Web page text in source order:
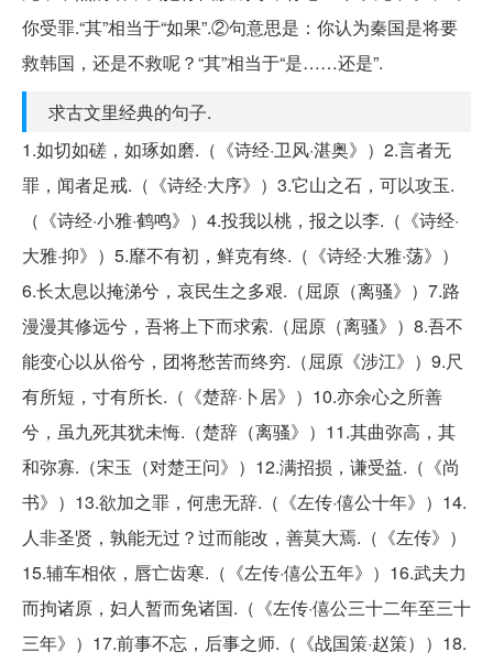
你受罪.“其”相当于“如果”.②句意思是：你认为秦国是将要
救韩国，还是不救呢？“其”相当于“是……还是”.
求古文里经典的句子.
1.如切如磋，如琢如磨.（《诗经·卫风·湛奥》）2.言者无
罪，闻者足戒.（《诗经·大序》）3.它山之石，可以攻玉.
（《诗经·小雅·鹤鸣》）4.投我以桃，报之以李.（《诗经·
大雅·抑》）5.靡不有初，鲜克有终.（《诗经·大雅·荡》）
6.长太息以掩涕兮，哀民生之多艰.（屈原（离骚》）7.路
漫漫其修远兮，吾将上下而求索.（屈原（离骚》）8.吾不
能变心以从俗兮，团将愁苦而终穷.（屈原《涉江》）9.尺
有所短，寸有所长.（《楚辞·卜居》）10.亦余心之所善
兮，虽九死其犹未悔.（楚辞（离骚》）11.其曲弥高，其
和弥寡.（宋玉（对楚王问》）12.满招损，谦受益.（《尚
书》）13.欲加之罪，何患无辞.（《左传·僖公十年》）14.
人非圣贤，孰能无过？过而能改，善莫大焉.（《左传》）
15.辅车相依，唇亡齿寒.（《左传·僖公五年》）16.武夫力
而拘诸原，妇人暂而免诸国.（《左传·僖公三十二年至三十
三年》）17.前事不忘，后事之师.（《战国策·赵策））18.